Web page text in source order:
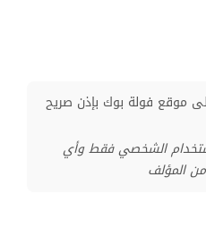
موقع فولة بوك بإذن صريح
الشخصي فقط وأي
المؤلف